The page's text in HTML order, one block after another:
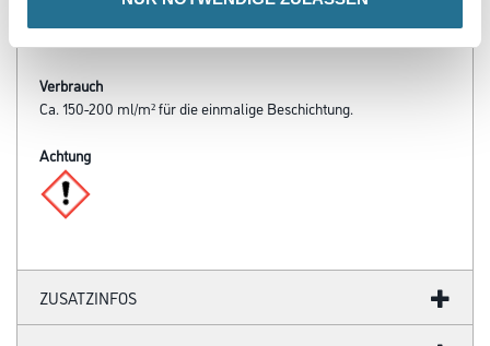
Verbrauch
Ca. 150-200 ml/m² für die einmalige Beschichtung.
Achtung
ZUSATZINFOS